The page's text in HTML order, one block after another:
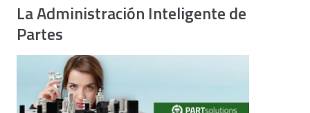
La Administración Inteligente de
Partes